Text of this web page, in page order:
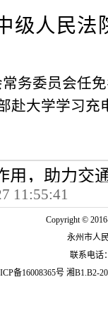
人民法
务委员会任
赴大学学习充
用，助力交
11:55:41
Copyright ©
永州市人
联系电话
备16008365号 湘B1.B2-